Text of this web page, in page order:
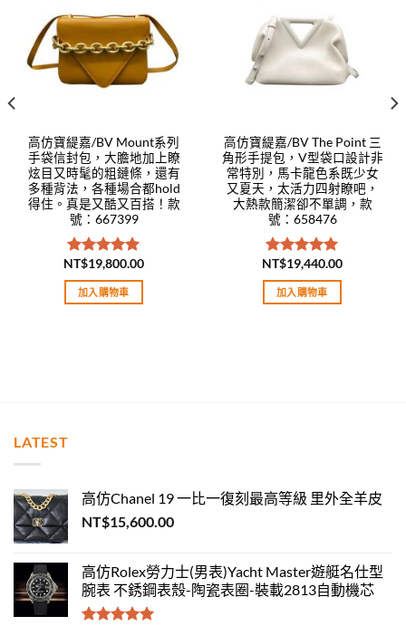
高仿寶緹嘉/BV Mount系列
手袋信封包，大膽地加上瞭
炫目又時髦的粗鏈條，還有
多種背法，各種場合都hold
得住。真是又酷又百搭！款
號：667399
評分5.00
滿分 5
NT$19,800.00
加入購物車
高仿寶緹嘉/BV The Point 三
角形手提包，V型袋口設計非
常特別，馬卡龍色系既少女
又夏天，太活力四射瞭吧，
大熱款簡潔卻不單調，款
號：658476
評分5.00
滿分 5
NT$19,440.00
加入購物車
LATEST
高仿Chanel 19 一比一復刻最高等級 里外全羊皮
NT$15,600.00
高仿Rolex勞力士(男表)Yacht Master遊艇名仕型
腕表 不銹鋼表殼-陶瓷表圈-裝載2813自動機芯